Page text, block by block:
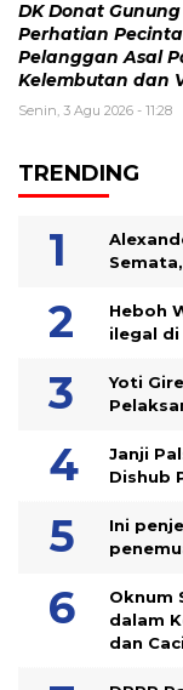
DK Donat
Perhatian
Pelanggan Asal
Kelembutan dan
Senin, 3 Agu 2026 - 11:28
TRENDING
Heboh
ilegal di
Yoti
Janji
Dishub
Ini
Oknum
dalam
dan